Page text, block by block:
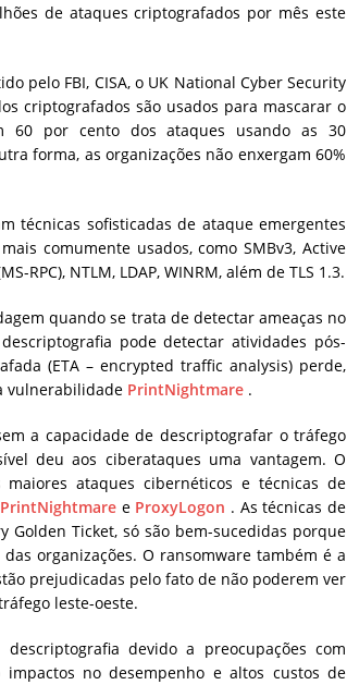
de ataques criptografados por mês este
pelo FBI, CISA, o UK National Cyber ​​Security
criptografados são usados ​​para mascarar o
60 por cento dos ataques usando as 30
forma, as organizações não enxergam 60%
técnicas sofisticadas de ataque emergentes
comumente usados, como SMBv3, Active
RPC), NTLM, LDAP, WINRM, além de TLS 1.3.
quando se trata de detectar ameaças no
pode detectar atividades pós-
(ETA – encrypted traffic analysis) perde,
vulnerabilidade PrintNightmare .
a capacidade de descriptografar o tráfego
deu aos ciberataques uma vantagem. O
ataques cibernéticos e técnicas de
PrintNightmare e ProxyLogon . As técnicas de
Ticket, só são bem-sucedidas porque
organizações. O ransomware também é a
prejudicadas pelo fato de não poderem ver
leste-oeste.
devido a preocupações com
no desempenho e altos custos de